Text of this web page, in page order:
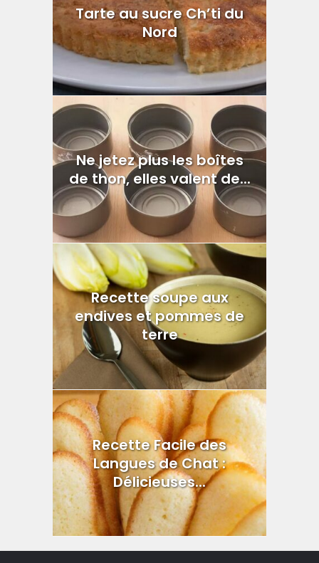
Tarte au sucre Ch’ti du
Nord
Ne jetez plus les boîtes
de thon, elles valent de...
Recette soupe aux
endives et pommes de
terre
Recette Facile des
Langues de Chat :
Délicieuses...